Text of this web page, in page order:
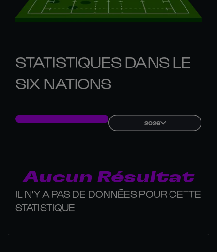
STATISTIQUES DANS LE
SIX NATIONS
2026
Aucun Résultat
IL N'Y A PAS DE DONNÉES POUR CETTE
STATISTIQUE